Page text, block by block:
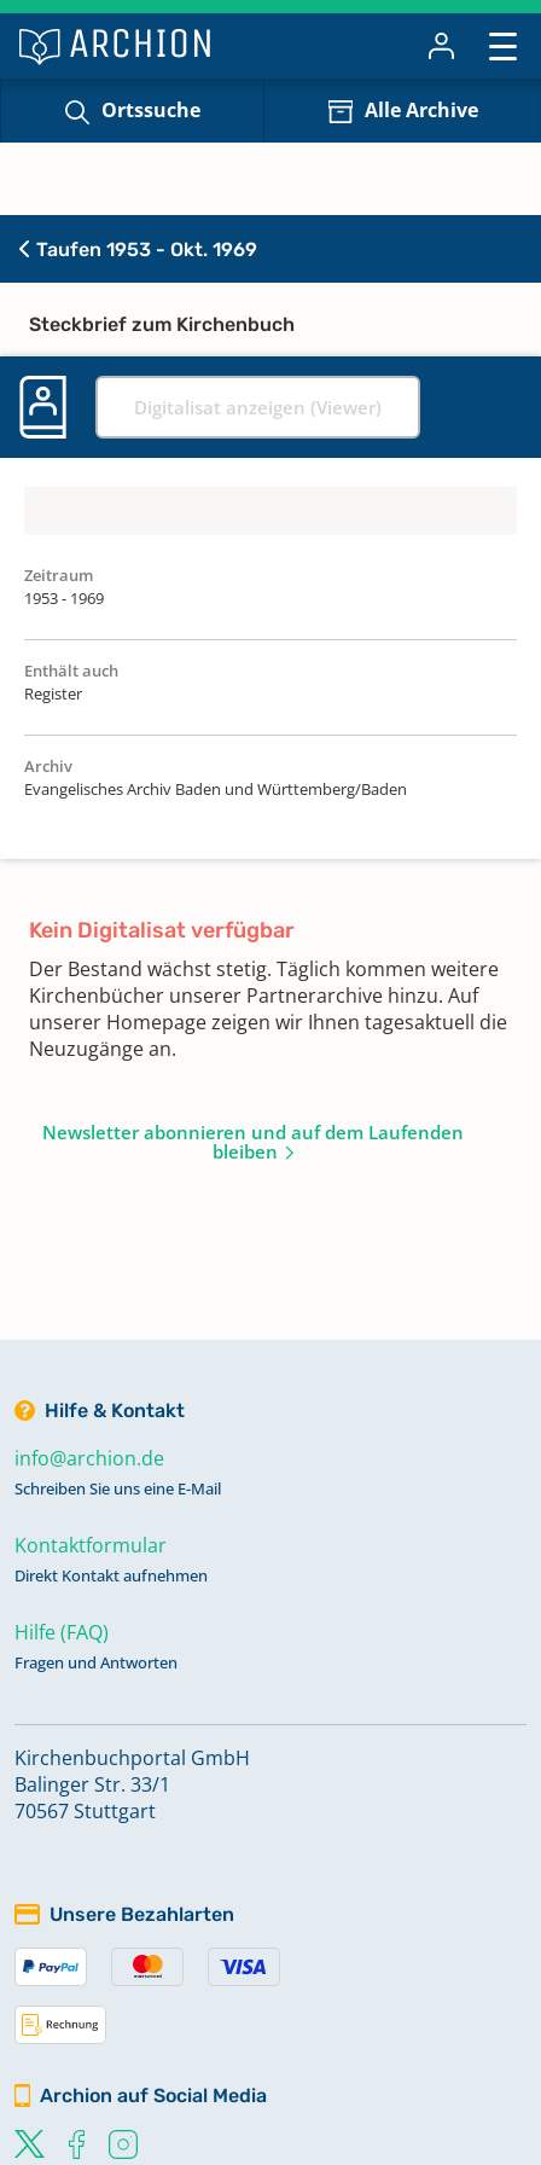
Ortssuche Alle Archive
Taufen 1953 - Okt. 1969
Steckbrief zum Kirchenbuch
Digitalisat anzeigen (Viewer)
Zeitraum
1953 - 1969
Enthält auch
Register
Archiv
Evangelisches Archiv Baden und Württemberg/Baden
Kein Digitalisat verfügbar
Der Bestand wächst stetig. Täglich kommen weitere
Kirchenbücher unserer Partnerarchive hinzu. Auf
unserer Homepage zeigen wir Ihnen tagesaktuell die
Neuzugänge an.
Newsletter abonnieren und auf dem Laufenden
bleiben
Hilfe & Kontakt
info@archion.de
Schreiben Sie uns eine E-Mail
Kontaktformular
Direkt Kontakt aufnehmen
Hilfe (FAQ)
Fragen und Antworten
Kirchenbuchportal GmbH
Balinger Str. 33/1
70567 Stuttgart
Unsere Bezahlarten
Archion auf Social Media